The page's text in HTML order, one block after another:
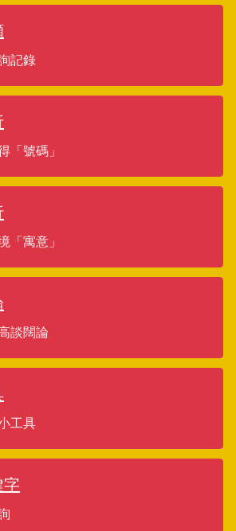
記錄
「號碼」
「寓意」
談闊論
工具
字